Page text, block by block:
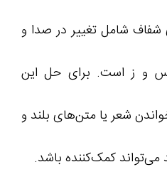
شفاف شامل تغییر در صدا و
و ز است. برای حل این
شعر یا متن‌های بلند و
کمک‌کننده باشد.